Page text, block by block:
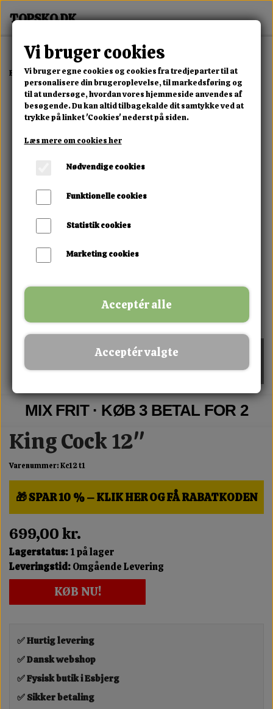
Forside Erotisk Kollektion Alle Produkter King Cock 12"
MIX FRIT · KØB 3 BETAL FOR 2
King Cock 12"
Varenummer: Kc12 t1
🎁 SPAR 10 % – KLIK HER OG FÅ RABATKODEN
699,00 kr.
Lagerstatus:1 på lager
Leveringstid:Omgående Levering
KØB NU!
✅ Hurtig levering
✅ Dansk webshop
✅ Fysisk butik i Esbjerg
✅ Sikker betaling
Vi bruger cookies
Vi bruger egne cookies og cookies fra tredjeparter til at
personalisere din brugeroplevelse, til markedsføring og
til at undersøge, hvordan vores hjemmeside anvendes af
besøgende. Du kan altid tilbagekalde dit samtykke ved at
trykke på linket 'Cookies' nederst på siden.
Læs mere om cookies her
Nødvendige cookies
Funktionelle cookies
Statistik cookies
Marketing cookies
Acceptér alle
Acceptér valgte